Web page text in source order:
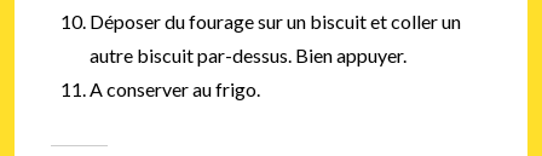
Déposer du fourage sur un biscuit et coller un
autre biscuit par-dessus. Bien appuyer.
A conserver au frigo.